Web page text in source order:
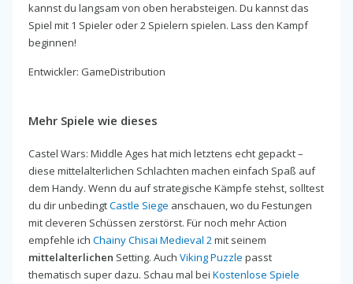
kannst du langsam von oben herabsteigen. Du kannst das
Spiel mit 1 Spieler oder 2 Spielern spielen. Lass den Kampf
beginnen!
Entwickler: GameDistribution
Mehr Spiele wie dieses
Castel Wars: Middle Ages hat mich letztens echt gepackt –
diese mittelalterlichen Schlachten machen einfach Spaß auf
dem Handy. Wenn du auf strategische Kämpfe stehst, solltest
du dir unbedingtCastle Siege anschauen, wo du Festungen
mit cleveren Schüssen zerstörst. Für noch mehr Action
empfehle ich Chainy Chisai Medieval 2mit seinem
mittelalterlichen Setting. Auch Viking Puzzle passt
thematisch super dazu. Schau mal bei Kostenlose Spiele